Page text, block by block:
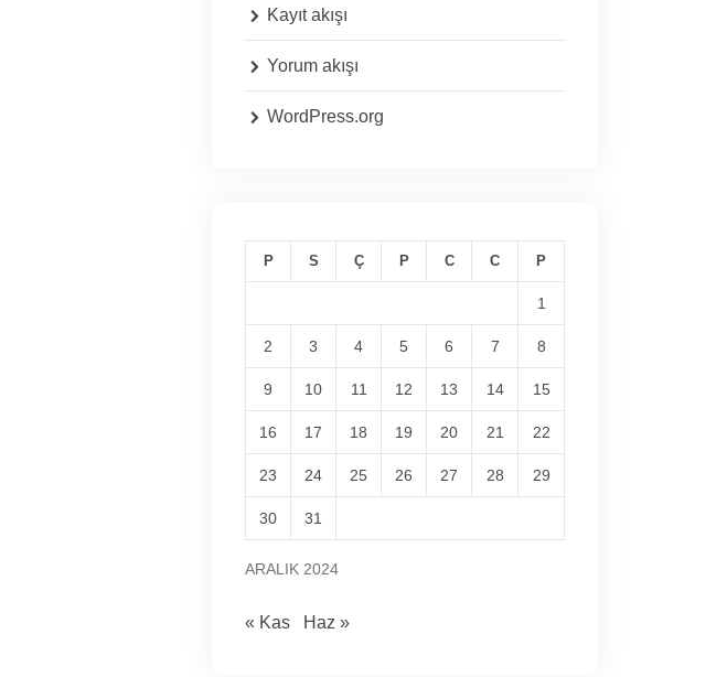
Kayıt akışı
Yorum akışı
WordPress.org
ARALIK 2024
P S Ç P C C P
1
2 3 4 5 6 7 8
9 10 11 12 13 14 15
16 17 18 19 20 21 22
23 24 25 26 27 28 29
30 31
« Kas Haz »